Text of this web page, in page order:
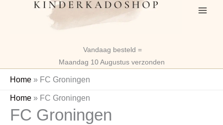
Vandaag besteld =
Maandag 10 Augustus verzonden
Home » FC Groningen
Home » FC Groningen
FC Groningen